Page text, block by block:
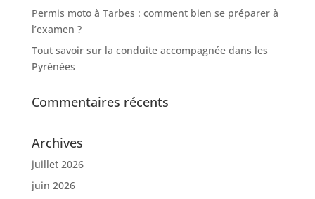
Permis moto à Tarbes : comment bien se préparer à
l’examen ?
Tout savoir sur la conduite accompagnée dans les
Pyrénées
Commentaires récents
Archives
juillet 2026
juin 2026